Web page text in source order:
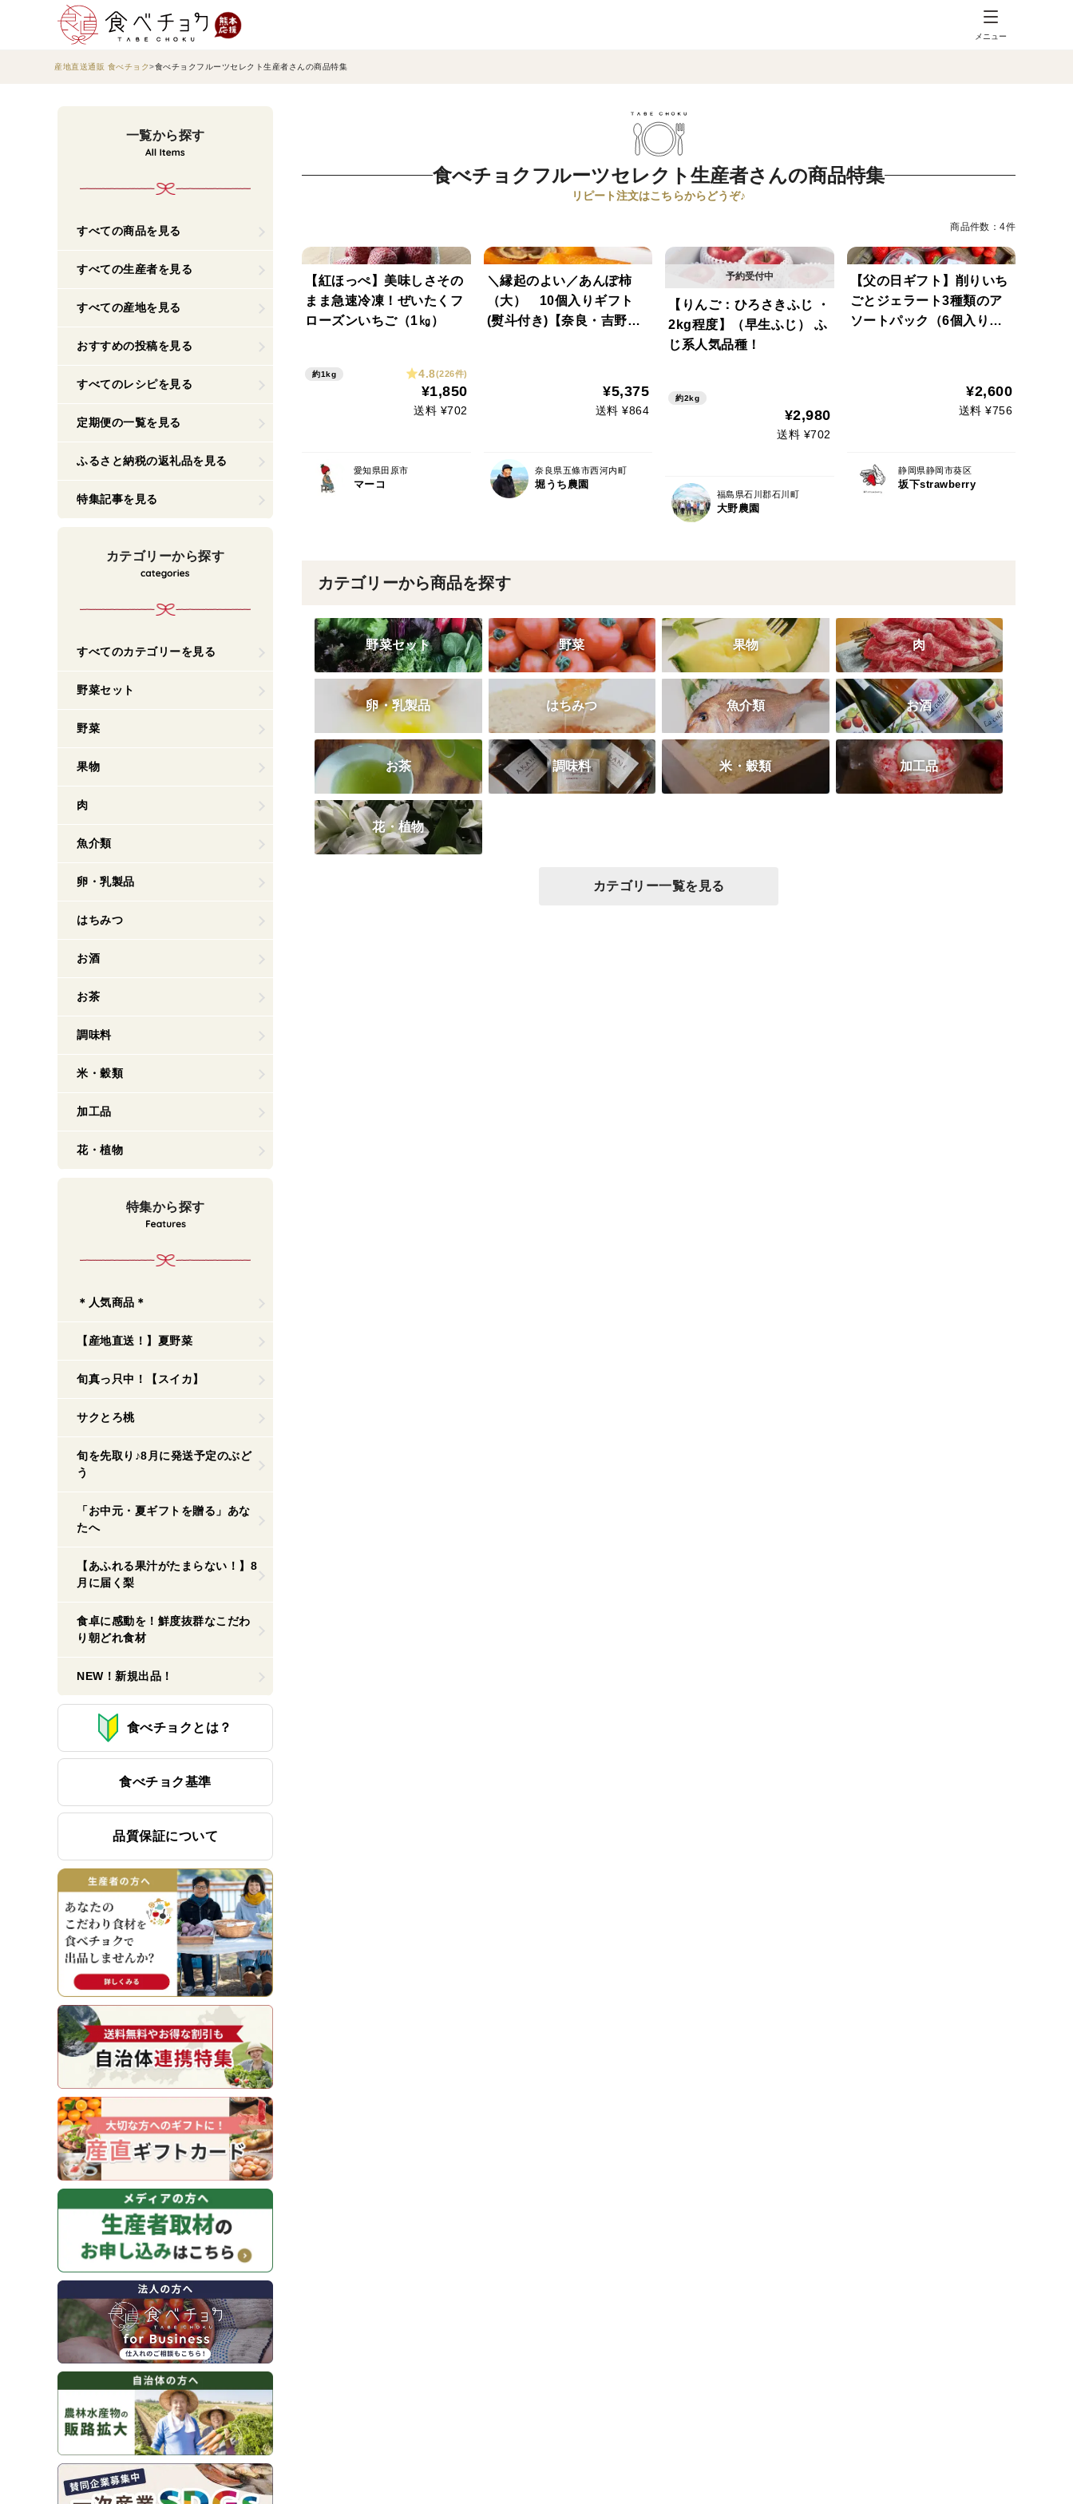
メニュー
産地直送通販 食べチョク 食べチョクフルーツセレクト生産者さんの商品特集
一覧から探す
すべての商品を見る
すべての生産者を見る
すべての産地を見る
おすすめの投稿を見る
すべてのレシピを見る
定期便の一覧を見る
ふるさと納税の返礼品を見る
特集記事を見る
カテゴリーから探す
すべてのカテゴリーを見る
野菜セット
野菜
果物
肉
魚介類
卵・乳製品
はちみつ
お酒
お茶
調味料
米・穀類
加工品
花・植物
特集から探す
＊人気商品＊
【産地直送！】夏野菜
旬真っ只中！【スイカ】
サクとろ桃
旬を先取り♪8月に発送予定のぶど
う
「お中元・夏ギフトを贈る」あな
たへ
【あふれる果汁がたまらない！】8
月に届く梨
食卓に感動を！鮮度抜群なこだわ
り朝どれ食材
NEW！新規出品！
食べチョクとは？
食べチョク基準
品質保証について
食べチョクフルーツセレクト生産者さんの商品特集
リピート注文はこちらからどうぞ♪
商品件数：4件
【紅ほっぺ】美味しさその
まま急速冷凍！ぜいたくフ
ローズンいちご（1㎏）
約1kg 4.8(226件)
¥1,850
送料 ¥702
愛知県田原市
マーコ
＼縁起のよい／あんぽ柿
（大） 10個入りギフト
(熨斗付き)【奈良・吉野
¥5,375
送料 ¥864
奈良県五條市西河内町
堀うち農園
【りんご：ひろさきふじ ・
2kg程度】（早生ふじ） ふ
じ系人気品種！
約2kg
¥2,980
送料 ¥702
福島県石川郡石川町
大野農園
【父の日ギフト】削りいち
ごとジェラート3種類のア
ソートパック（6個入り）
¥2,600
送料 ¥756
静岡県静岡市葵区
坂下strawberry
カテゴリーから商品を探す
野菜セット 野菜 果物 肉
卵・乳製品 はちみつ 魚介類 お酒
お茶 調味料 米・穀類 加工品
花・植物
カテゴリー一覧を見る